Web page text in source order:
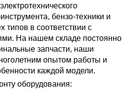
бензо-техники и
типов в соответствии с
На нашем складе постоянно
запчасти, наши
опытом работы и
каждой модели.
оборудования: